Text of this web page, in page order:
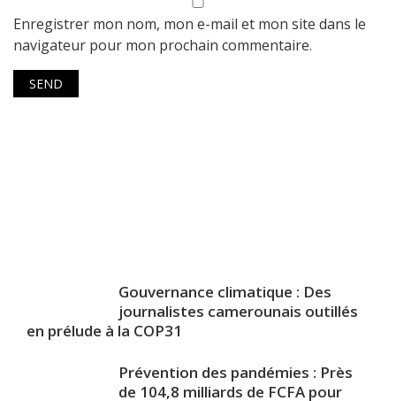
Enregistrer mon nom, mon e-mail et mon site dans le
navigateur pour mon prochain commentaire.
Gouvernance climatique : Des
journalistes camerounais outillés
en prélude à la COP31
Prévention des pandémies : Près
de 104,8 milliards de FCFA pour